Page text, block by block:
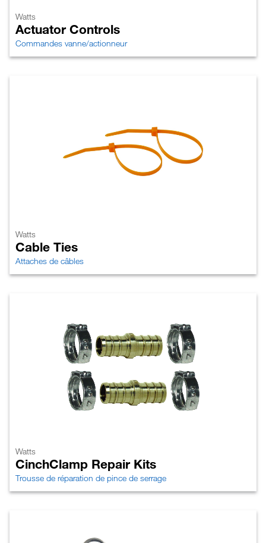
Watts
Actuator Controls
Commandes vanne/actionneur
Watts
Cable Ties
Attaches de câbles
Watts
CinchClamp Repair Kits
Trousse de réparation de pince de serrage